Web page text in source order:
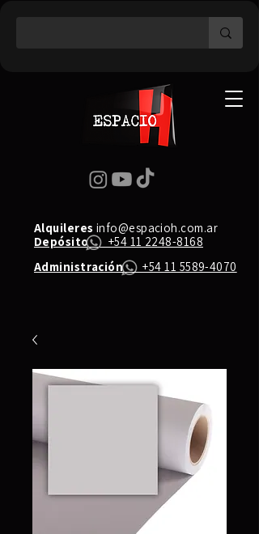
Depósito+54 11 2248-8168
Administración+54 11 5589-4070
Alquileres info@espacioh.com.ar